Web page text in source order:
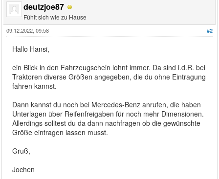
deutzjoe87
Fühlt sich wie zu Hause
#2
09.12.2022, 09:58
Hallo Hansi,
ein Blick in den Fahrzeugschein lohnt immer. Da sind i.d.R. bei
Traktoren diverse Größen angegeben, die du ohne Eintragung
fahren kannst.
Dann kannst du noch bei Mercedes-Benz anrufen, die haben
Unterlagen über Reifenfreigaben für noch mehr Dimensionen.
Allerdings solltest du da dann nachfragen ob die gewünschte
Größe eintragen lassen musst.
Gruß,
Jochen